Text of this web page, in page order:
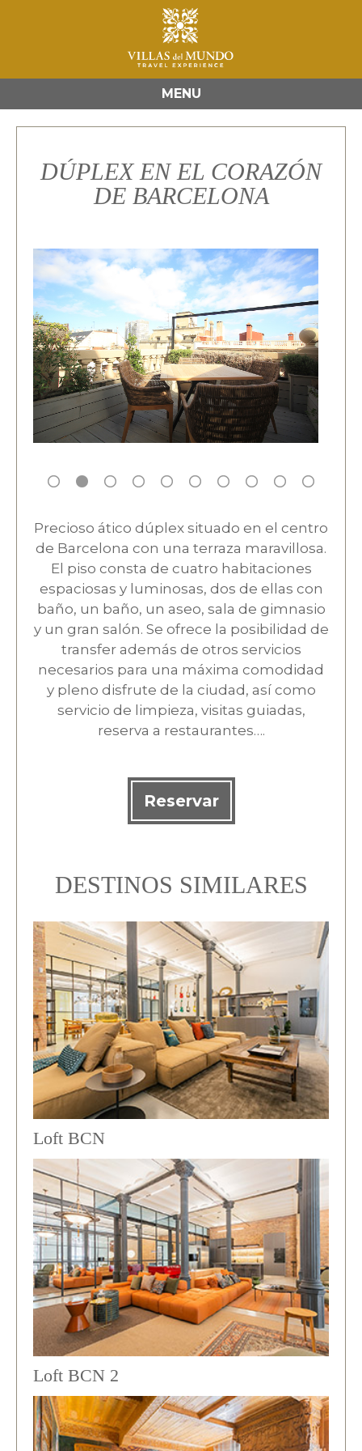
MENU
DÚPLEX EN EL CORAZÓN
DE BARCELONA
Precioso ático dúplex situado en el centro
de Barcelona con una terraza maravillosa.
El piso consta de cuatro habitaciones
espaciosas y luminosas, dos de ellas con
baño, un baño, un aseo, sala de gimnasio
y un gran salón. Se ofrece la posibilidad de
transfer además de otros servicios
necesarios para una máxima comodidad
y pleno disfrute de la ciudad, así como
servicio de limpieza, visitas guiadas,
reserva a restaurantes….
Reservar
DESTINOS SIMILARES
Loft BCN
Loft BCN 2